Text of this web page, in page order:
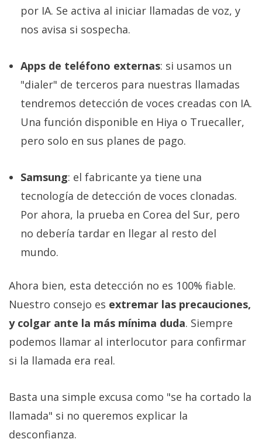
por IA. Se activa al iniciar llamadas de voz, y
nos avisa si sospecha.
Apps de teléfono externas: si usamos un
"dialer" de terceros para nuestras llamadas
tendremos detección de voces creadas con IA.
Una función disponible en Hiya o Truecaller,
pero solo en sus planes de pago.
Samsung: el fabricante ya tiene una
tecnología de detección de voces clonadas.
Por ahora, la prueba en Corea del Sur, pero
no debería tardar en llegar al resto del
mundo.
Ahora bien, esta detección no es 100% fiable.
Nuestro consejo es extremar las precauciones,
y colgar ante la más mínima duda. Siempre
podemos llamar al interlocutor para confirmar
si la llamada era real.
Basta una simple excusa como "se ha cortado la
llamada" si no queremos explicar la
desconfianza.